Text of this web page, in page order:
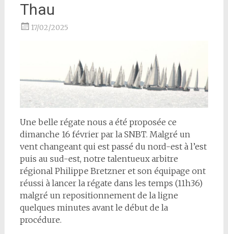
Thau
17/02/2025
Une belle régate nous a été proposée ce
dimanche 16 février par la SNBT. Malgré un
vent changeant qui est passé du nord-est à l’est
puis au sud-est, notre talentueux arbitre
régional Philippe Bretzner et son équipage ont
réussi à lancer la régate dans les temps (11h36)
malgré un repositionnement de la ligne
quelques minutes avant le début de la
procédure.